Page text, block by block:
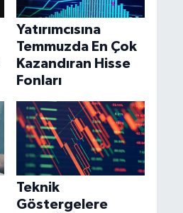
Yatırımcısına
Temmuzda En Çok
Kazandıran Hisse
Fonları
Teknik
Göstergelere